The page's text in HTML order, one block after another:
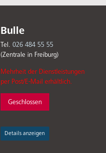
Bulle
Tel. 026 484 55 55
(Zentrale in Freiburg)
Mehrheit der Dienstleistungen
per Post/E-Mail erhältlich.
Geschlossen
Details anzeigen